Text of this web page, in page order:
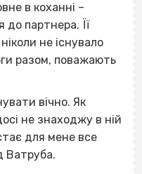
в коханні –
до партнера. Її
не існувало
разом, поважають
вічно. Як
не знаходжу в ній
для мене все
Ватруба.